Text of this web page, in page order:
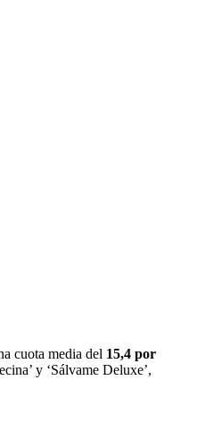
cuota media del 15,4 por
y ‘Sálvame Deluxe’,